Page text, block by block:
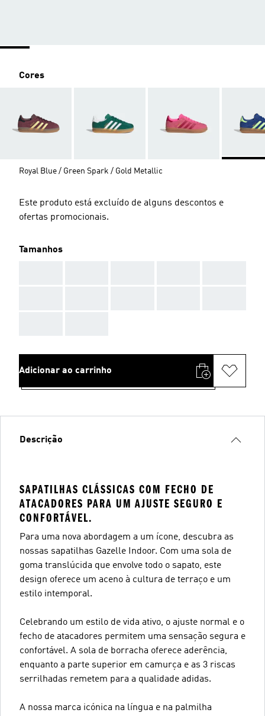
Cores
Royal Blue / Green Spark / Gold Metallic
Este produto está excluído de alguns descontos e
ofertas promocionais.
Tamanhos
Adicionar ao carrinho
Descrição
SAPATILHAS CLÁSSICAS COM FECHO DE
ATACADORES PARA UM AJUSTE SEGURO E
CONFORTÁVEL.
Para uma nova abordagem a um ícone, descubra as
nossas sapatilhas Gazelle Indoor. Com uma sola de
goma translúcida que envolve todo o sapato, este
design oferece um aceno à cultura de terraço e um
estilo intemporal.
Celebrando um estilo de vida ativo, o ajuste normal e o
fecho de atacadores permitem uma sensação segura e
confortável. A sola de borracha oferece aderência,
enquanto a parte superior em camurça e as 3 riscas
serrilhadas remetem para a qualidade adidas.
A nossa marca icónica na língua e na palmilha